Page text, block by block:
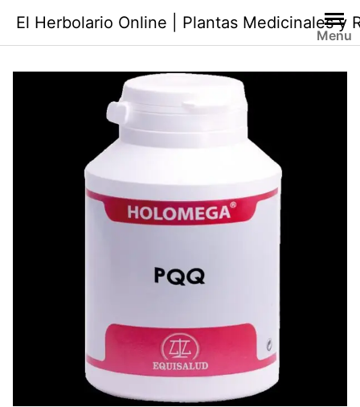
contenido
El Herbolario Online | Plantas Medicinales y
Menu